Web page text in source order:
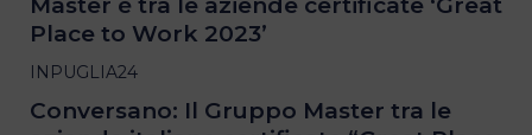
Place to Work 2023’
INPUGLIA24
Conversano: Il Gruppo Master tra le